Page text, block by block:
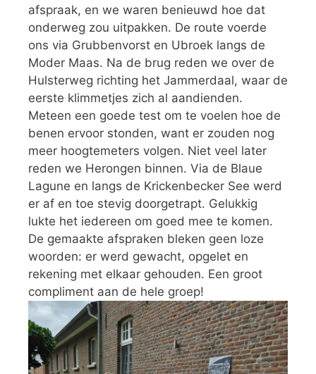
afspraak, en we waren benieuwd hoe dat
onderweg zou uitpakken. De route voerde
ons via Grubbenvorst en Ubroek langs de
Moder Maas. Na de brug reden we over de
Hulsterweg richting het Jammerdaal, waar de
eerste klimmetjes zich al aandienden.
Meteen een goede test om te voelen hoe de
benen ervoor stonden, want er zouden nog
meer hoogtemeters volgen. Niet veel later
reden we Herongen binnen. Via de Blaue
Lagune en langs de Krickenbecker See werd
er af en toe stevig doorgetrapt. Gelukkig
lukte het iedereen om goed mee te komen.
De gemaakte afspraken bleken geen loze
woorden: er werd gewacht, opgelet en
rekening met elkaar gehouden. Een groot
compliment aan de hele groep!